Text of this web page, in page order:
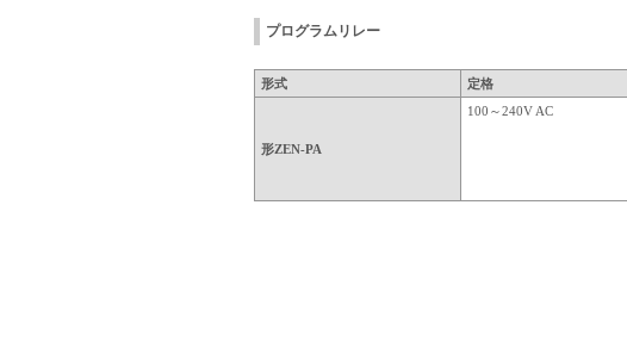
プログラムリレー
形式 定格
形ZEN-PA
100～240V AC